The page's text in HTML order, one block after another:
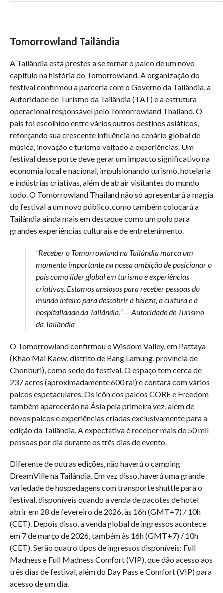
Tomorrowland Tailândia
A Tailândia está prestes a se tornar o palco de um novo
capítulo na história do Tomorrowland. A organização do
festival confirmou a parceria com o Governo da Tailândia, a
Autoridade de Turismo da Tailândia (TAT) e a estrutura
operacional responsável pelo Tomorrowland Thailand. O
país foi escolhido entre vários outros destinos asiáticos,
reforçando sua crescente influência no cenário global de
música, inovação e turismo voltado a experiências. Um
festival desse porte deve gerar um impacto significativo na
economia local e nacional, impulsionando turismo, hotelaria
e indústrias criativas, além de atrair visitantes do mundo
todo. O Tomorrowland Thailand não só apresentará a magia
do festival a um novo público, como também colocará a
Tailândia ainda mais em destaque como um polo para
grandes experiências culturais e de entretenimento.
“Receber o Tomorrowland na Tailândia marca um
momento importante na nossa ambição de posicionar o
país como líder global em turismo e experiências
criativas. Estamos ansiosos para receber pessoas do
mundo inteiro para descobrir a beleza, a cultura e a
hospitalidade da Tailândia.” — Autoridade de Turismo
da Tailândia
O Tomorrowland confirmou o Wisdom Valley, em Pattaya
(Khao Mai Kaew, distrito de Bang Lamung, província de
Chonburi), como sede do festival. O espaço tem cerca de
237 acres (aproximadamente 600 rai) e contará com vários
palcos espetaculares. Os icônicos palcos CORE e Freedom
também aparecerão na Ásia pela primeira vez, além de
novos palcos e experiências criadas exclusivamente para a
edição da Tailândia. A expectativa é receber mais de 50 mil
pessoas por dia durante os três dias de evento.
Diferente de outras edições, não haverá o camping
DreamVille na Tailândia. Em vez disso, haverá uma grande
variedade de hospedagens com transporte shuttle para o
festival, disponíveis quando a venda de pacotes de hotel
abrir em 28 de fevereiro de 2026, às 16h (GMT+7) / 10h
(CET). Depois disso, a venda global de ingressos acontece
em 7 de março de 2026, também às 16h (GMT+7) / 10h
(CET). Serão quatro tipos de ingressos disponíveis: Full
Madness e Full Madness Comfort (VIP), que dão acesso aos
três dias de festival, além do Day Pass e Comfort (VIP) para
acesso de um dia.